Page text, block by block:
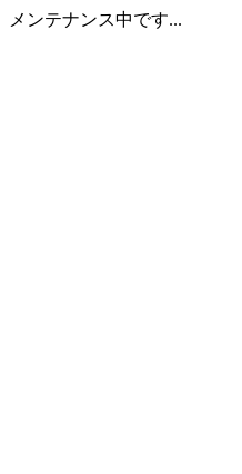
メンテナンス中です...